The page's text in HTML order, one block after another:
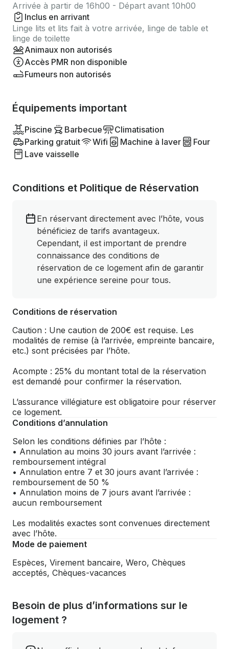
Arrivée à partir de 16h00 - Départ avant 10h00
Inclus en arrivant
Linge lits et lits fait à votre arrivée, linge de table et
linge de toilette
Animaux non autorisés
Accès PMR non disponible
Fumeurs non autorisés
Équipements important
Piscine Barbecue
Climatisation
Parking gratuit
Wifi Machine à laver
Four
Lave vaisselle
Conditions et Politique de Réservation
En réservant directement avec l’hôte, vous
bénéficiez de tarifs avantageux.
Cependant, il est important de prendre
connaissance des conditions de
réservation de ce logement afin de garantir
une expérience sereine pour tous.
Conditions de réservation
Caution : Une caution de 200€ est requise. Les
modalités de remise (à l’arrivée, empreinte bancaire,
etc.) sont précisées par l’hôte.
Acompte : 25% du montant total de la réservation
est demandé pour confirmer la réservation.
L’assurance villégiature est obligatoire pour réserver
ce logement.
Conditions d’annulation
Selon les conditions définies par l’hôte :
• Annulation au moins 30 jours avant l’arrivée :
remboursement intégral
• Annulation entre 7 et 30 jours avant l’arrivée :
remboursement de 50 %
• Annulation moins de 7 jours avant l’arrivée :
aucun remboursement
Les modalités exactes sont convenues directement
avec l’hôte.
Mode de paiement
Espèces, Virement bancaire, Wero, Chèques
acceptés, Chèques-vacances
Besoin de plus d’informations sur le
logement ?